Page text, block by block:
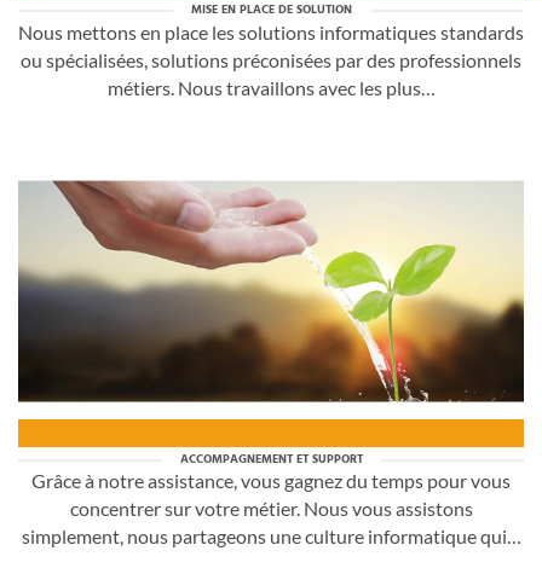
MISE EN PLACE DE SOLUTION
Nous mettons en place les solutions informatiques standards
ou spécialisées, solutions préconisées par des professionnels
métiers. Nous travaillons avec les plus…
ACCOMPAGNEMENT ET SUPPORT
Grâce à notre assistance, vous gagnez du temps pour vous
concentrer sur votre métier. Nous vous assistons
simplement, nous partageons une culture informatique qui…